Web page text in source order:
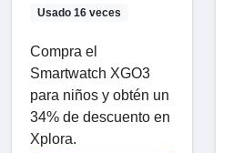
Usado 16 veces
Compra el
Smartwatch XGO3
para niños y obtén un
34% de descuento en
Xplora.